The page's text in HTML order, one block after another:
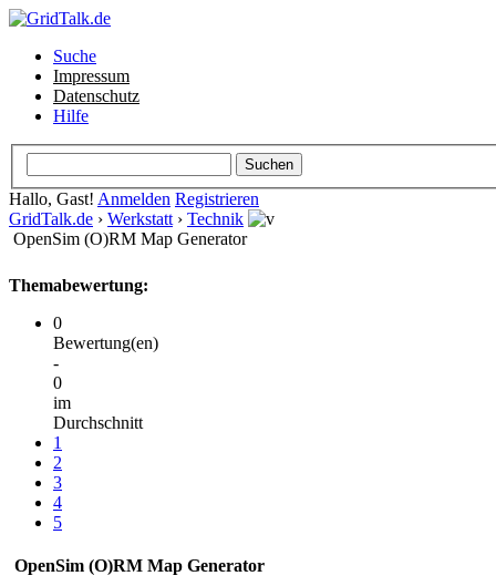
Suche
Impressum
Datenschutz
Hilfe
Hallo, Gast! Anmelden Registrieren
GridTalk.de › Werkstatt › Technik
OpenSim (O)RM Map Generator
Themabewertung:
0
Bewertung(en)
-
0
im
Durchschnitt
1
2
3
4
5
OpenSim (O)RM Map Generator